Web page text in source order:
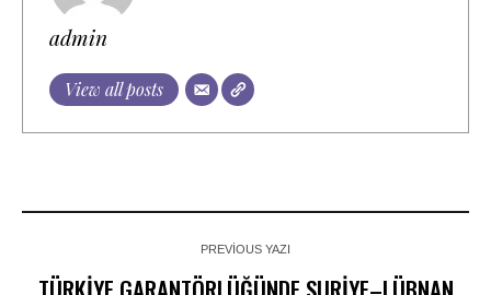
admin
View all posts
PREVIOUS YAZI